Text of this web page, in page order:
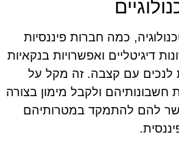
כמה חברות פיננסיות
דיגיטליים ואפשרויות בנקאיות
לנכים עם קצבה. זה מקל על
חשבונותיהם ולקבל מימון בצורה
להם להתמקד במטרותיהם